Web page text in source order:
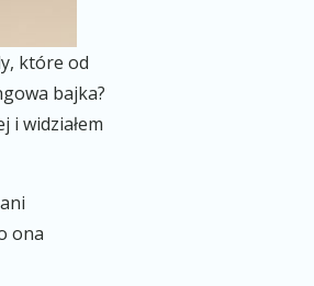
które od
bajka?
i widziałem
ona